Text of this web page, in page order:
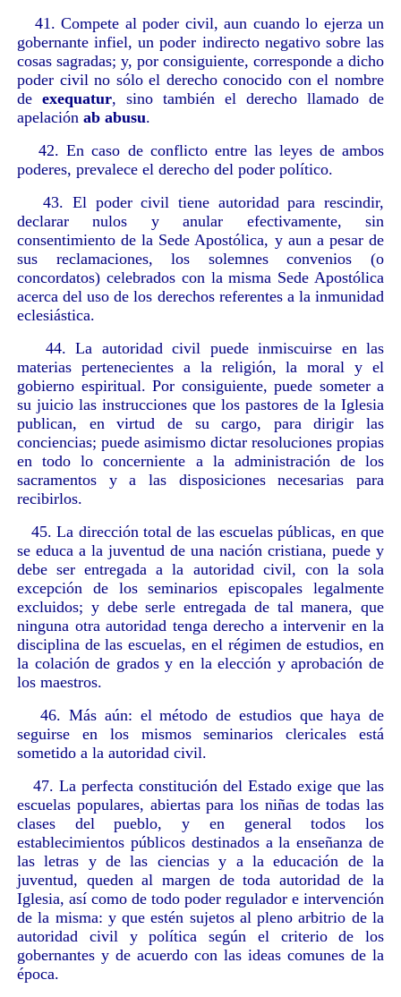
41. Compete al poder civil, aun cuando lo ejerza un
gobernante infiel, un poder indirecto negativo sobre las
cosas sagradas; y, por consiguiente, corresponde a dicho
poder civil no sólo el derecho conocido con el nombre
de exequatur, sino también el derecho llamado de
apelación ab abusu.
42. En caso de conflicto entre las leyes de ambos
poderes, prevalece el derecho del poder político.
43. El poder civil tiene autoridad para rescindir,
declarar nulos y anular efectivamente, sin
consentimiento de la Sede Apostólica, y aun a pesar de
sus reclamaciones, los solemnes convenios (o
concordatos) celebrados con la misma Sede Apostólica
acerca del uso de los derechos referentes a la inmunidad
eclesiástica.
44. La autoridad civil puede inmiscuirse en las
materias pertenecientes a la religión, la moral y el
gobierno espiritual. Por consiguiente, puede someter a
su juicio las instrucciones que los pastores de la Iglesia
publican, en virtud de su cargo, para dirigir las
conciencias; puede asimismo dictar resoluciones propias
en todo lo concerniente a la administración de los
sacramentos y a las disposiciones necesarias para
recibirlos.
45. La dirección total de las escuelas públicas, en que
se educa a la juventud de una nación cristiana, puede y
debe ser entregada a la autoridad civil, con la sola
excepción de los seminarios episcopales legalmente
excluidos; y debe serle entregada de tal manera, que
ninguna otra autoridad tenga derecho a intervenir en la
disciplina de las escuelas, en el régimen de estudios, en
la colación de grados y en la elección y aprobación de
los maestros.
46. Más aún: el método de estudios que haya de
seguirse en los mismos seminarios clericales está
sometido a la autoridad civil.
47. La perfecta constitución del Estado exige que las
escuelas populares, abiertas para los niñas de todas las
clases del pueblo, y en general todos los
establecimientos públicos destinados a la enseñanza de
las letras y de las ciencias y a la educación de la
juventud, queden al margen de toda autoridad de la
Iglesia, así como de todo poder regulador e intervención
de la misma: y que estén sujetos al pleno arbitrio de la
autoridad civil y política según el criterio de los
gobernantes y de acuerdo con las ideas comunes de la
época.